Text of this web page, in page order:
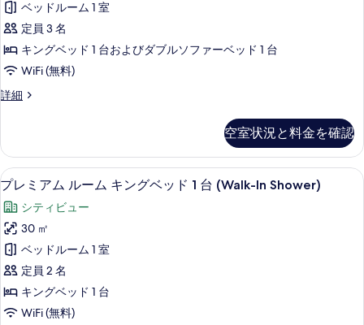
べ
て
の
写
真
示
す
る
Sofa
Bed)
詳
細
ル
ー
ム
キ
ベ
ッ
ド
1
台
ソ
フ
ァ
ー
ベッドルーム 1 室
定員 3 名
キングベッド 1 台およびダブルソファーベッド 1 台
WiFi (無料)
詳細
プ
ム
ル
ー
キ
ン
グ
ベ
ッ
ド
台
空室状況と料金を確認
プ
レ
ミ
ア
ム
ル
ー
羽毛の掛け布団、ミニバー (無料)、
6
プレミアム ルーム キングベッド 1 台 (Walk-In Shower)
シティビュー
30 ㎡
ベッドルーム 1 室
定員 2 名
キングベッド 1 台
WiFi (無料)